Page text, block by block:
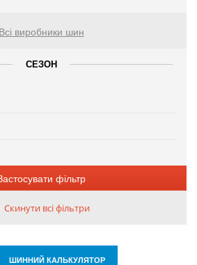
Всі виробники шин
СЕЗОН
фільтр
Скинути всі фільтри
ШИННИЙ КАЛЬКУЛЯТОР